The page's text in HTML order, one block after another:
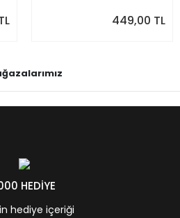
449,00 TL
HEDİYE
hediye içeriği